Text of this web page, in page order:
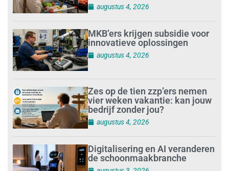
augustus 4, 2026
MKB’ers krijgen subsidie voor
innovatieve oplossingen
augustus 4, 2026
Zes op de tien zzp’ers nemen
vier weken vakantie: kan jouw
bedrijf zonder jou?
augustus 4, 2026
Digitalisering en AI veranderen
de schoonmaakbranche